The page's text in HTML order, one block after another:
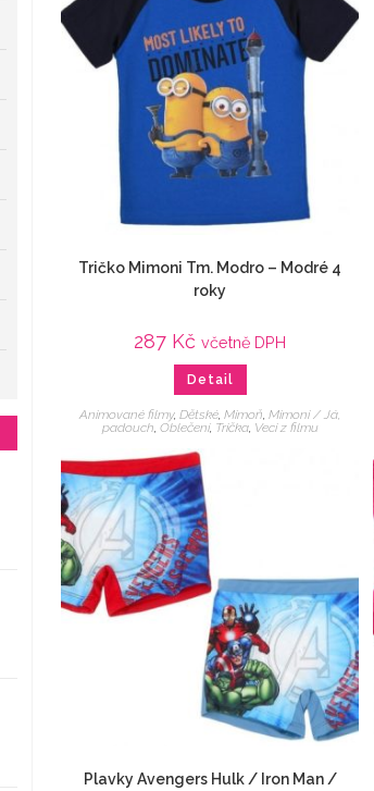
Tričko Mimoni Tm. Modro – Modré 4
roky
287 Kč včetně DPH
Detail
Animované filmy,Dětské,Mimoň,Mimoni / Já,
padouch, Oblečení, Trička, Veci z filmu
Plavky Avengers Hulk / Iron Man /